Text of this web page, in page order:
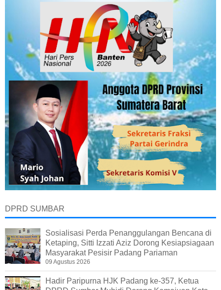
DPRD SUMBAR
Sosialisasi Perda Penanggulangan Bencana di
Ketaping, Sitti Izzati Aziz Dorong Kesiapsiagaan
Masyarakat Pesisir Padang Pariaman
09 Agustus 2026
Hadir Paripurna HJK Padang ke-357, Ketua